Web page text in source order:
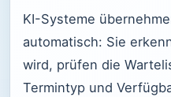
KI-Systeme
automatisch: Sie
wird, prüfen die
Termintyp und